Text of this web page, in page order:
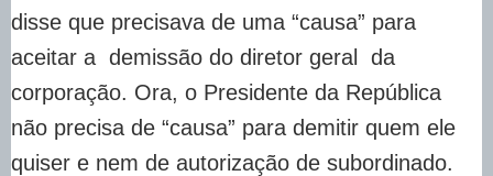
disse que precisava de uma “causa” para
aceitar a demissão do diretor geral da
corporação. Ora, o Presidente da República
não precisa de “causa” para demitir quem ele
quiser e nem de autorização de subordinado.